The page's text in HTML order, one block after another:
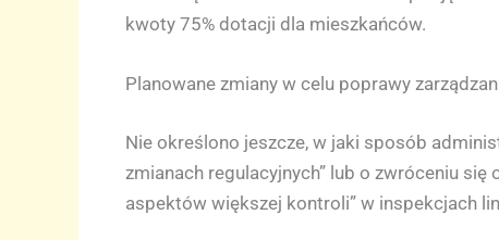
kwoty 75% dotacji dla mieszkańców.
Planowane zmiany w celu poprawy
Nie określono jeszcze, w jaki sposób
zmianach regulacyjnych” lub o zwróceniu
aspektów większej kontroli” w inspekcjach